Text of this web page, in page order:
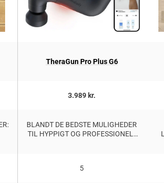
TheraGun Pro Plus G6
3.989 kr.
BLANDT DE BEDSTE MULIGHEDER
TIL HYPPIGT OG PROFESSIONELT
5